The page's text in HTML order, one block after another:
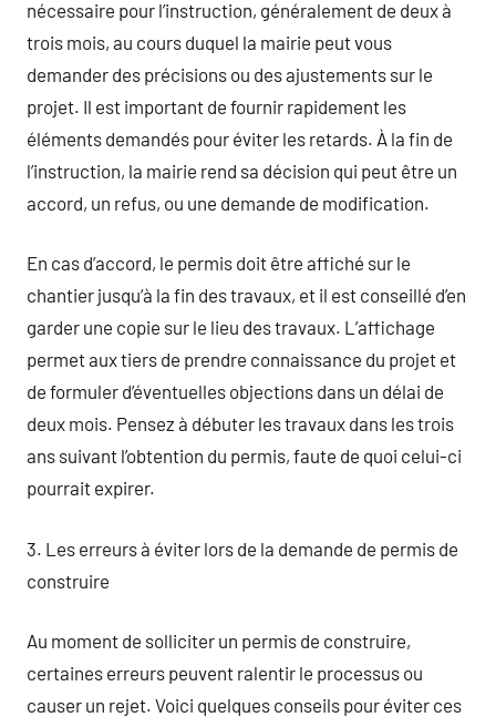
nécessaire pour l’instruction, généralement de deux à
trois mois, au cours duquel la mairie peut vous
demander des précisions ou des ajustements sur le
projet. Il est important de fournir rapidement les
éléments demandés pour éviter les retards. À la fin de
l’instruction, la mairie rend sa décision qui peut être un
accord, un refus, ou une demande de modification.
En cas d’accord, le permis doit être affiché sur le
chantier jusqu’à la fin des travaux, et il est conseillé d’en
garder une copie sur le lieu des travaux. L’affichage
permet aux tiers de prendre connaissance du projet et
de formuler d’éventuelles objections dans un délai de
deux mois. Pensez à débuter les travaux dans les trois
ans suivant l’obtention du permis, faute de quoi celui-ci
pourrait expirer.
3. Les erreurs à éviter lors de la demande de permis de
construire
Au moment de solliciter un permis de construire,
certaines erreurs peuvent ralentir le processus ou
causer un rejet. Voici quelques conseils pour éviter ces